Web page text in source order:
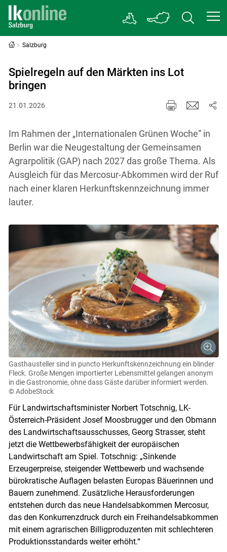
Salzburg
Spielregeln auf den Märkten ins Lot
bringen
21.01.2026
Im Rahmen der „Internationalen Grünen Woche“ in
Berlin war die Neugestaltung der Gemeinsamen
Agrarpolitik (GAP) nach 2027 das große Thema. Als
Ausgleich für das Mercosur-Abkommen wird der Ruf
nach einer klaren Herkunftskennzeichnung immer
lauter.
Gasthausteller sind in puncto Herkunftskennzeichnung ein blinder
Fleck. Große Mengen importierter Lebensmittel gelangen anonym
in die Gastronomie, ohne dass Gäste darüber informiert werden.
© AdobeStock
Für Landwirtschaftsminister Norbert Totschnig, LK-
Österreich-Präsident Josef Moosbrugger und den Obmann
des Landwirtschaftsausschusses, Georg Strasser, steht
jetzt die Wettbewerbsfähigkeit der europäischen
Landwirtschaft am Spiel. Totschnig: „Sinkende
Erzeugerpreise, steigender Wettbewerb und wachsende
bürokratische Auflagen belasten Europas Bäuerinnen und
Bauern zunehmend. Zusätzliche Herausforderungen
entstehen durch das neue Handelsabkommen Mercosur,
das den Konkurrenzdruck durch ein Freihandelsabkommen
mit einem agrarischen Billigproduzenten mit schlechteren
Produktionsstandards weiter erhöht.“